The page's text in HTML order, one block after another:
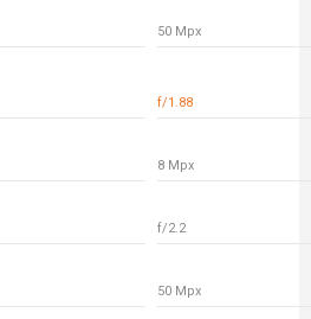
50 Mpx
f/1.88
8 Mpx
f/2.2
50 Mpx